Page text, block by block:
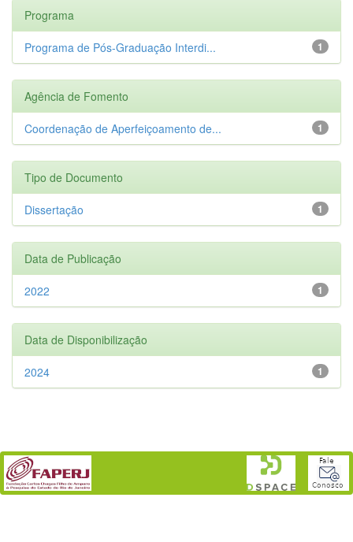
Programa
1
Programa de Pós-Graduação Interdi...
Agência de Fomento
1
Coordenação de Aperfeiçoamento de...
Tipo de Documento
1
Dissertação
Data de Publicação
1
2022
Data de Disponibilização
1
2024